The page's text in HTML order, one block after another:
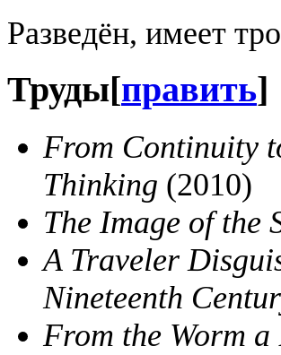
Разведён, имеет
Труды[править]
From Continuity
Thinking (2010)
The Image of the
A Traveler
Nineteenth
From the Worm